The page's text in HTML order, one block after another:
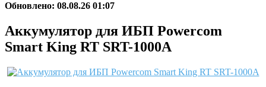
Обновлено: 08.08.26 01:07
Аккумулятор для ИБП Powercom
Smart King RT SRT-1000A